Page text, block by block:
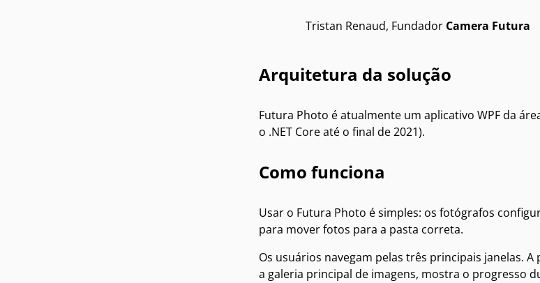
Tristan Renaud, Fundador Camera Futura
Arquitetura da solução
Futura Photo é atualmente um aplicativo WPF da
o .NET Core até o final de 2021).
Como funciona
Usar o Futura Photo é simples: os fotógrafos
para mover fotos para a pasta correta.
Os usuários navegam pelas três principais janelas.
a galeria principal de imagens, mostra o progresso